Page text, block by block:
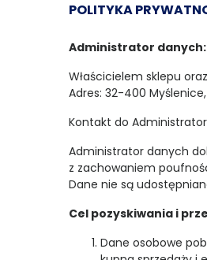
POLITYKA
Administrator danych:
Właścicielem sklepu
Adres: 32-400 Myślenice,
Kontakt do
Administrator danych
z zachowaniem
Dane nie są
Cel pozyskiwania i
Dane osobowe